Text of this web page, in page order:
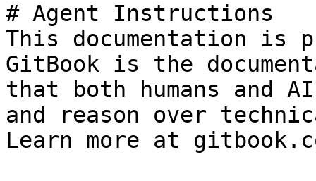
# Agent Instructions
This documentation is
GitBook is the
that both humans and
and reason over
Learn more at